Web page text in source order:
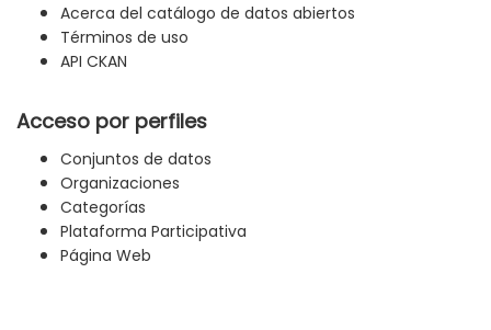
Acerca del catálogo de datos abiertos
Términos de uso
API CKAN
Acceso por perfiles
Conjuntos de datos
Organizaciones
Categorías
Plataforma Participativa
Página Web